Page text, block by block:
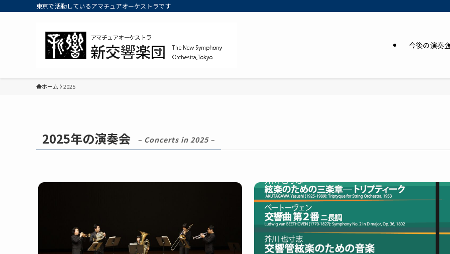
東京で活動しているアマチュアオーケストラです
今後の演奏
ホーム 2025
2025年の演奏会 – Concerts in 2025 –